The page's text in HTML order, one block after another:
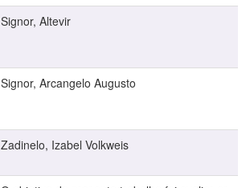
Signor, Altevir
Signor, Arcangelo Augusto
Zadinelo, Izabel Volkweis